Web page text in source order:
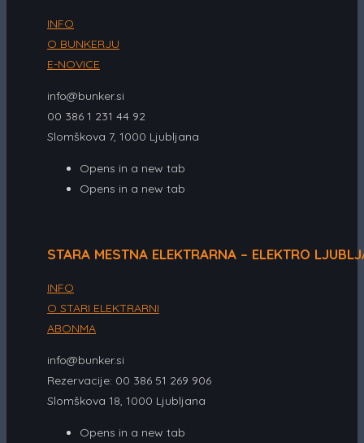
INFO
O BUNKERJU
E-NOVICE
info@bunker.si
00 386 1 231 44 92
Slomškova 7, 1000 Ljubljana
Opens in a new tab
Opens in a new tab
STARA MESTNA ELEKTRARNA – ELEKTRO
INFO
O STARI ELEKTRARNI
ABONMA
info@bunker.si
Rezervacije: 00 386 51 269 906
Slomškova 18, 1000 Ljubljana
Opens in a new tab